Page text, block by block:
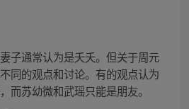
子通常认为是夭夭。但关于周元
同的观点和讨论。有的观点认为
而苏幼微和武瑶只能是朋友。